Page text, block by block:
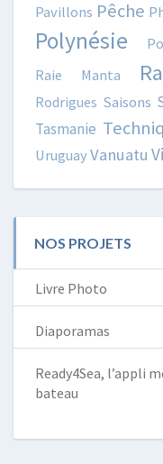
Pavillons Pêche
Polynésie
Raie Manta
Rodrigues Saisons
Tasmanie
UruguayVanuatu
NOS PROJETS
Livre Photo
Diaporamas
Ready4Sea, l’appli
bateau